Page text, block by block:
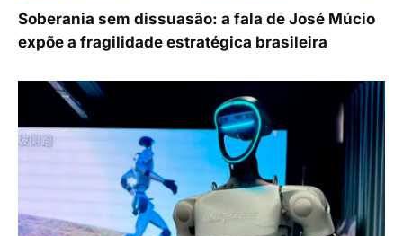
Soberania sem dissuasão: a fala de José Múcio
expõe a fragilidade estratégica brasileira